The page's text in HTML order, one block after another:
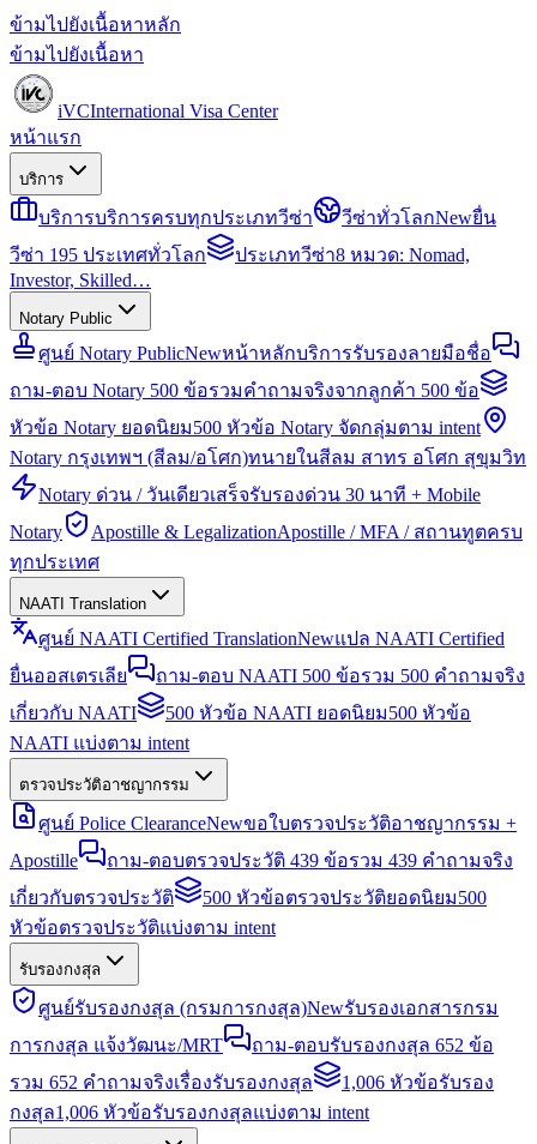
ข้ามไปยังเนื้อหาหลัก
ข้ามไปยังเนื้อหา
iVCInternational Visa Center
หน้าแรก
บริการ
บริการบริการครบทุกประเภทวีซ่า วีซ่าทั่วโลกNewยื่น
วีซ่า 195 ประเทศทั่วโลก
ประเภทวีซ่า8 หมวด: Nomad,
Investor, Skilled…
Notary Public
ศูนย์ Notary PublicNewหน้าหลักบริการรับรองลายมือชื่อ
ถาม-ตอบ Notary 500 ข้อรวมคำถามจริงจากลูกค้า 500 ข้อ
หัวข้อ Notary ยอดนิยม500 หัวข้อ Notary จัดกลุ่มตาม intent
Notary กรุงเทพฯ (สีลม/อโศก)ทนายในสีลม สาทร อโศก สุขุมวิท
Notary ด่วน / วันเดียวเสร็จรับรองด่วน 30 นาที + Mobile
Notary
Apostille & LegalizationApostille / MFA / สถานทูตครบ
ทุกประเทศ
NAATI Translation
ศูนย์ NAATI Certified TranslationNewแปล NAATI Certified
ยื่นออสเตรเลีย
ถาม-ตอบ NAATI 500 ข้อรวม 500 คำถามจริง
เกี่ยวกับ NAATI
500 หัวข้อ NAATI ยอดนิยม500 หัวข้อ
NAATI แบ่งตาม intent
ตรวจประวัติอาชญากรรม
ศูนย์ Police ClearanceNewขอใบตรวจประวัติอาชญากรรม +
Apostille
ถาม-ตอบตรวจประวัติ 439 ข้อรวม 439 คำถามจริง
เกี่ยวกับตรวจประวัติ
500 หัวข้อตรวจประวัติยอดนิยม500
หัวข้อตรวจประวัติแบ่งตาม intent
รับรองกงสุล
ศูนย์รับรองกงสุล (กรมการกงสุล)Newรับรองเอกสารกรม
การกงสุล แจ้งวัฒนะ/MRT
ถาม-ตอบรับรองกงสุล 652 ข้อ
รวม 652 คำถามจริงเรื่องรับรองกงสุล
1,006 หัวข้อรับรอง
กงสุล1,006 หัวข้อรับรองกงสุลแบ่งตาม intent